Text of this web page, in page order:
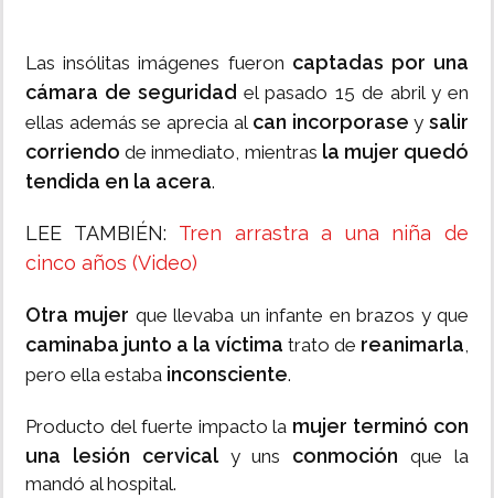
Las insólitas imágenes fueron captadas por una
cámara de seguridad el pasado 15 de abril y en
ellas además se aprecia al can incorporase y salir
corriendode inmediato, mientras la mujer quedó
tendida en la acera.
LEE TAMBIÉN: Tren arrastra a una niña de
cinco años (Video)
Otra mujer que llevaba un infante en brazos y que
caminaba junto a la víctima trato de reanimarla,
pero ella estaba inconsciente.
Producto del fuerte impacto la mujer terminó con
una lesión cervicaly uns conmoción que la
mandó al hospital.